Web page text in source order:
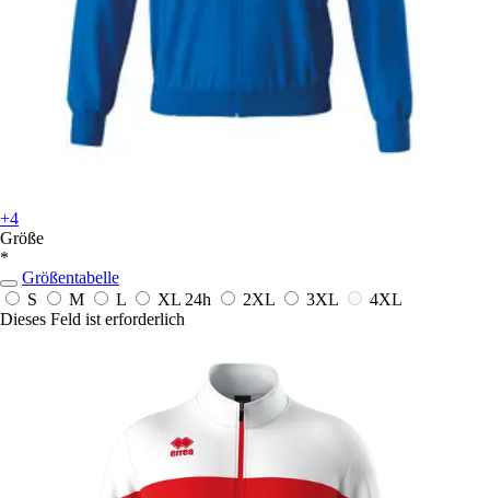
+4
Größe
*
Größentabelle
S
M L XL 24h 2XL 3XL
4XL
Dieses Feld ist erforderlich